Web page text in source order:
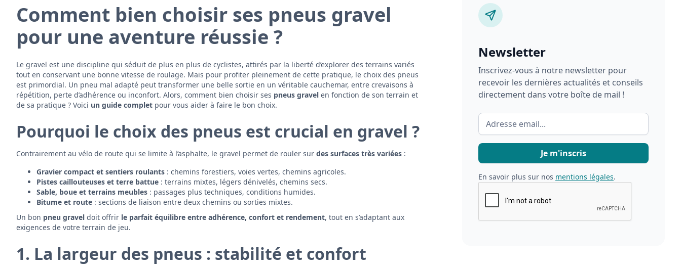
Comment bien choisir ses pneus gravel
pour une aventure réussie ?
Le gravel est une discipline qui séduit de plus en plus de cyclistes, attirés par la liberté d’explorer des terrains variés
tout en conservant une bonne vitesse de roulage. Mais pour profiter pleinement de cette pratique, le choix des pneus
est primordial. Un pneu mal adapté peut transformer une belle sortie en un véritable cauchemar, entre crevaisons à
répétition, perte d’adhérence ou inconfort. Alors, comment bien choisir ses pneus gravel en fonction de son terrain et
de sa pratique ? Voici un guide complet pour vous aider à faire le bon choix.
Pourquoi le choix des pneus est crucial en gravel ?
Contrairement au vélo de route qui se limite à l’asphalte, le gravel permet de rouler sur des surfaces très variées :
Gravier compact et sentiers roulants : chemins forestiers, voies vertes, chemins agricoles.
Pistes caillouteuses et terre battue : terrains mixtes, légers dénivelés, chemins secs.
Sable, boue et terrains meubles : passages plus techniques, conditions humides.
Bitume et route : sections de liaison entre deux chemins ou sorties mixtes.
Un bon pneu gravel doit offrir le parfait équilibre entre adhérence, confort et rendement, tout en s’adaptant aux
exigences de votre terrain de jeu.
1. La largeur des pneus : stabilité et confort
Newsletter
Inscrivez-vous à notre newsletter pour
recevoir les dernières actualités et conseils
directement dans votre boîte de mail !
En savoir plus sur nos mentions légales.